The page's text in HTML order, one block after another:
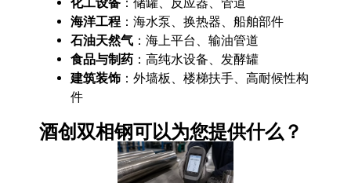
海洋工程 ：海水泵、换热器、船舶部件
石油天然气 ：海上平台、输油管道
食品与制药 ：高纯水设备、发酵罐
建筑装饰 ：外墙板、楼梯扶手、高耐候性构
件
酒创双相钢可以为您提供什么？